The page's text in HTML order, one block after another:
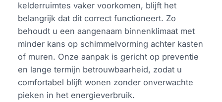
kelderruimtes vaker voorkomen, blijft het
belangrijk dat dit correct functioneert. Zo
behoudt u een aangenaam binnenklimaat met
minder kans op schimmelvorming achter kasten
of muren. Onze aanpak is gericht op preventie
en lange termijn betrouwbaarheid, zodat u
comfortabel blijft wonen zonder onverwachte
pieken in het energieverbruik.